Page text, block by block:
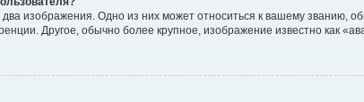
изображения. Одно из них может относиться к вашему званию,
Другое, обычно более крупное, изображение известно как